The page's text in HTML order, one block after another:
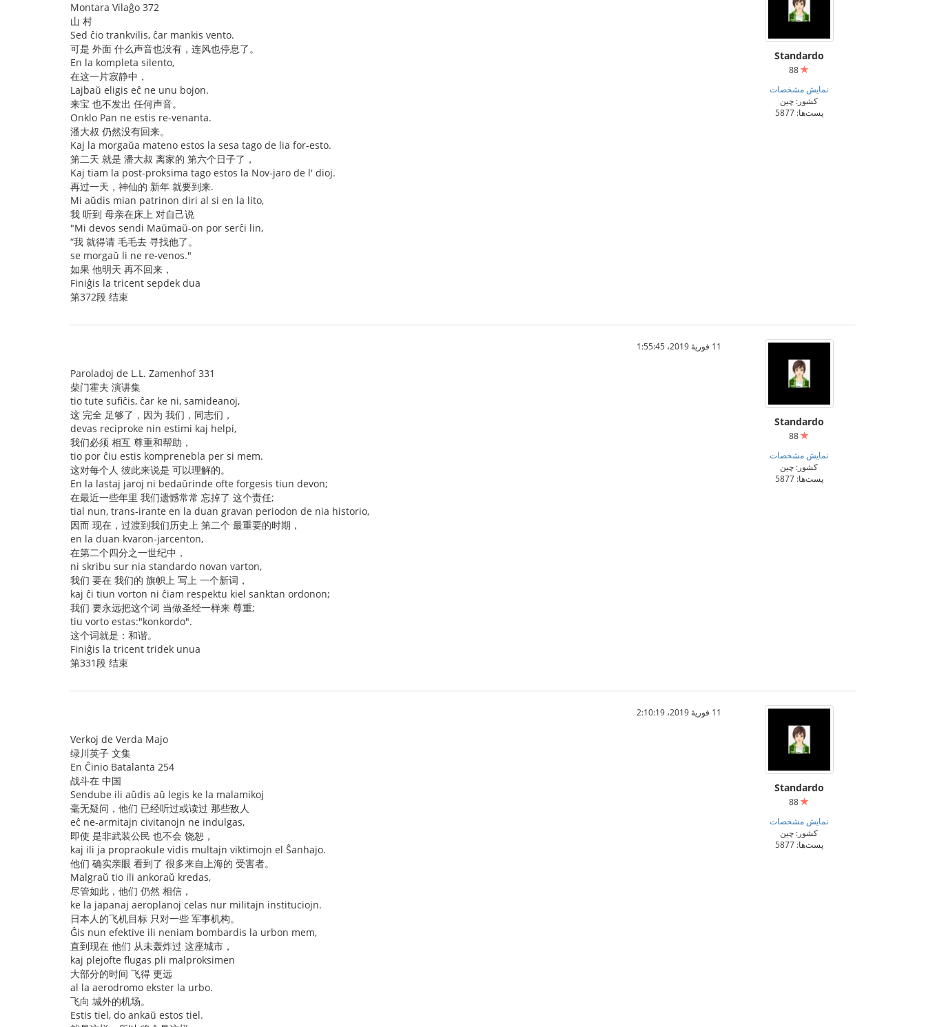
Standardo
نمایش مشخصات
کشور: چین
پست‌ها: 5877
Montara Vilaĝo 372
山 村
Sed ĉio trankvilis, ĉar mankis vento.
可是 外面 什么声音也没有，连风也停息了。
En la kompleta silento,
在这一片寂静中，
Lajbaŭ eligis eĉ ne unu bojon.
来宝 也不发出 任何声音。
Onklo Pan ne estis re-venanta.
潘大叔 仍然没有回来。
Kaj la morgaŭa mateno estos la sesa tago de lia for-esto.
第二天 就是 潘大叔 离家的 第六个日子了，
Kaj tiam la post-proksima tago estos la Nov-jaro de l' dioj.
再过一天，神仙的 新年 就要到来.
Mi aŭdis mian patrinon diri al si en la lito,
我 听到 母亲在床上 对自己说
"Mi devos sendi Maŭmaŭ-on por serĉi lin,
“我 就得请 毛毛去 寻找他了。
se morgaŭ li ne re-venos."
如果 他明天 再不回来，
Finiĝis la tricent sepdek dua
第372段 结束
Standardo
نمایش مشخصات
کشور: چین
پست‌ها: 5877
11 فوریهٔ 2019،‏ 1:55:45
Paroladoj de L.L. Zamenhof 331
柴门霍夫 演讲集
tio tute sufiĉis, ĉar ke ni, samideanoj,
这 完全 足够了，因为 我们，同志们，
devas reciproke nin estimi kaj helpi,
我们必须 相互 尊重和帮助，
tio por ĉiu estis komprenebla per si mem.
这对每个人 彼此来说是 可以理解的。
En la lastaj jaroj ni bedaŭrinde ofte forgesis tiun devon;
在最近一些年里 我们遗憾常常 忘掉了 这个责任;
tial nun, trans-irante en la duan gravan periodon de nia historio,
因而 现在，过渡到我们历史上 第二个 最重要的时期，
en la duan kvaron-jarcenton,
在第二个四分之一世纪中，
ni skribu sur nia standardo novan varton,
我们 要在 我们的 旗帜上 写上 一个新词，
kaj ĉi tiun vorton ni ĉiam respektu kiel sanktan ordonon;
我们 要永远把这个词 当做圣经一样来 尊重;
tiu vorto estas:"konkordo".
这个词就是：和谐。
Finiĝis la tricent tridek unua
第331段 结束
Standardo
نمایش مشخصات
کشور: چین
پست‌ها: 5877
11 فوریهٔ 2019،‏ 2:10:19
Verkoj de Verda Majo
绿川英子 文集
En Ĉinio Batalanta 254
战斗在 中国
Sendube ili aŭdis aŭ legis ke la malamikoj
毫无疑问，他们 已经听过或读过 那些敌人
eĉ ne-armitajn civitanojn ne indulgas,
即使 是非武装公民 也不会 饶恕，
kaj ili ja propraokule vidis multajn viktimojn el Ŝanhajo.
他们 确实亲眼 看到了 很多来自上海的 受害者。
Malgraŭ tio ili ankoraŭ kredas,
尽管如此，他们 仍然 相信，
ke la japanaj aeroplanoj celas nur militajn instituciojn.
日本人的飞机目标 只对一些 军事机构。
Ĝis nun efektive ili neniam bombardis la urbon mem,
直到现在 他们 从未轰炸过 这座城市，
kaj plejofte flugas pli malproksimen
大部分的时间 飞得 更远
al la aerodromo ekster la urbo.
飞向 城外的机场。
Estis tiel, do ankaŭ estos tiel.